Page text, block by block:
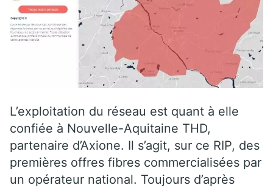
L’exploitation du réseau est quant à elle
confiée à Nouvelle-Aquitaine THD,
partenaire d’Axione. Il s’agit, sur ce RIP, des
premières offres fibres commercialisées par
un opérateur national. Toujours d’après